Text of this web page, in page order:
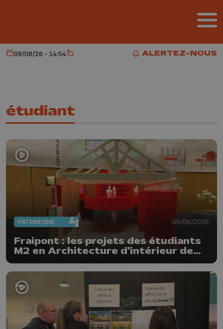
ALERTEZ-NOUS
ALERTEZ-NOUS
Aujourd'hui
09/08/26 - 14:54 Météo
étudiant
PATRIMOINE 05/06/2026
Fraipont : les projets des étudiants
M2 en Architecture d'intérieur de
St-Luc Liège